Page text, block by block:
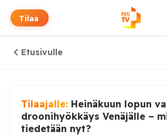
Tilaa
Etusivulle
Tilaajalle: Heinäkuun lopun
droonihyökkäys Venäjälle –
tiedetään nyt?